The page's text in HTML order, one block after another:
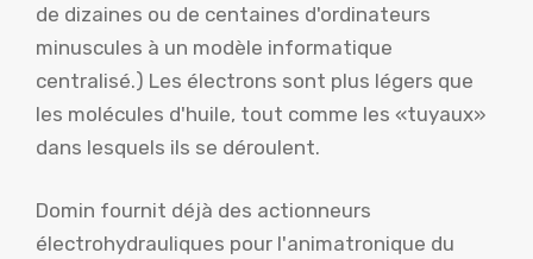
de dizaines ou de centaines d'ordinateurs
minuscules à un modèle informatique
centralisé.) Les électrons sont plus légers que
les molécules d'huile, tout comme les «tuyaux»
dans lesquels ils se déroulent.
Domin fournit déjà des actionneurs
électrohydrauliques pour l'animatronique du